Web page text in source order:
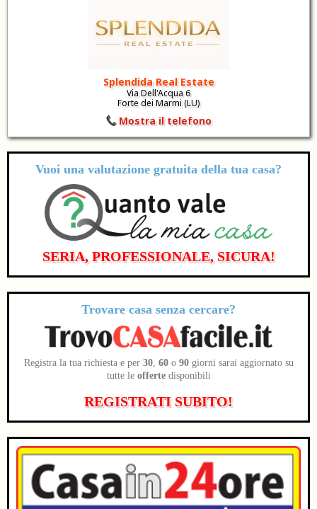
Splendida Real Estate
Via Dell'Acqua 6
Forte dei Marmi (LU)
Mostra il telefono
Vuoi una valutazione gratuita della tua casa?
SERIA, PROFESSIONALE, SICURA!
Trovare casa senza cercare?
Registra la tua richiesta e per 30, 60o 90giorni sarai aggiornato su
tutte le offertedisponibili
REGISTRATI SUBITO!